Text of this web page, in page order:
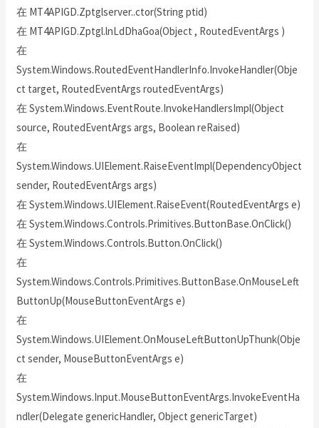
在 MT4APIGD.Zptglserver..ctor(String ptid)
在 MT4APIGD.Zptgl.lnLdDhaGoa(Object , RoutedEventArgs )
在
System.Windows.RoutedEventHandlerInfo.InvokeHandler(Obje
ct target, RoutedEventArgs routedEventArgs)
在 System.Windows.EventRoute.InvokeHandlersImpl(Object
source, RoutedEventArgs args, Boolean reRaised)
在
System.Windows.UIElement.RaiseEventImpl(DependencyObject
sender, RoutedEventArgs args)
在 System.Windows.UIElement.RaiseEvent(RoutedEventArgs e)
在 System.Windows.Controls.Primitives.ButtonBase.OnClick()
在 System.Windows.Controls.Button.OnClick()
在
System.Windows.Controls.Primitives.ButtonBase.OnMouseLeft
ButtonUp(MouseButtonEventArgs e)
在
System.Windows.UIElement.OnMouseLeftButtonUpThunk(Obje
ct sender, MouseButtonEventArgs e)
在
System.Windows.Input.MouseButtonEventArgs.InvokeEventHa
ndler(Delegate genericHandler, Object genericTarget)